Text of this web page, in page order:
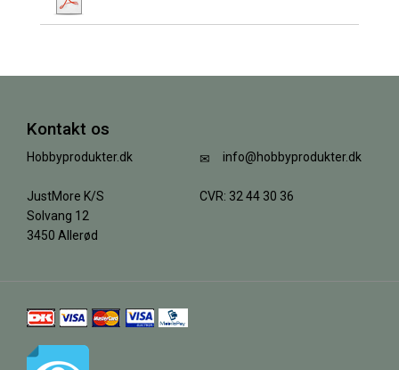
Kontakt os
Hobbyprodukter.dk
JustMore K/S
Solvang 12
3450 Allerød
info@hobbyprodukter.dk
CVR: 32 44 30 36